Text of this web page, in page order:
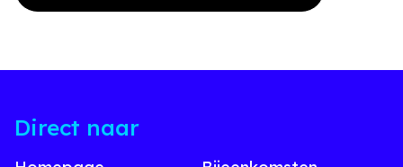
Direct naar